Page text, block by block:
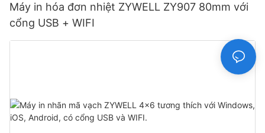
Máy in hóa đơn nhiệt ZYWELL ZY907 80mm với
cổng USB + WIFI